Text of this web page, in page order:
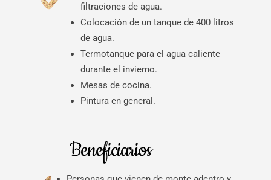
filtraciones de agua.
Colocación de un tanque de 400 litros
de agua.
Termotanque para el agua caliente
durante el invierno.
Mesas de cocina.
Pintura en general.
Beneficiarios